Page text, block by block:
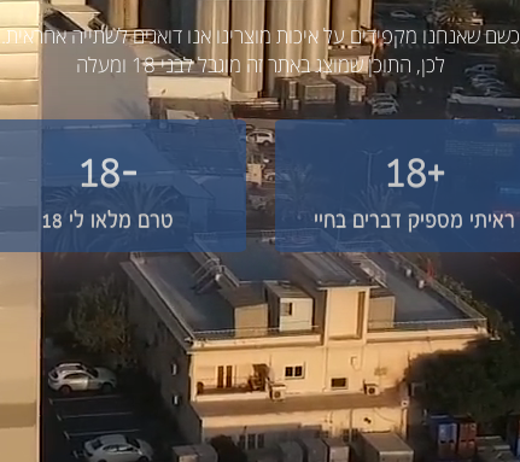
כשם שאנחנו מקפידים על איכות מוצרינו אנו דואגים לשתייה אחראית.
לכן, התוכן שמוצג באתר זה מוגבל לבני 18 ומעלה
+18
ראיתי מספיק דברים בחיי
-18
טרם מלאו לי 18